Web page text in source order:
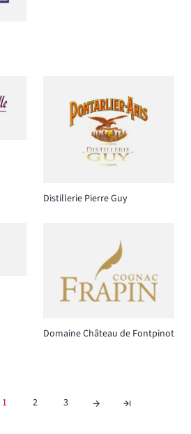
Distillerie Pierre Guy
Domaine Château de Fontpinot
1 2 3